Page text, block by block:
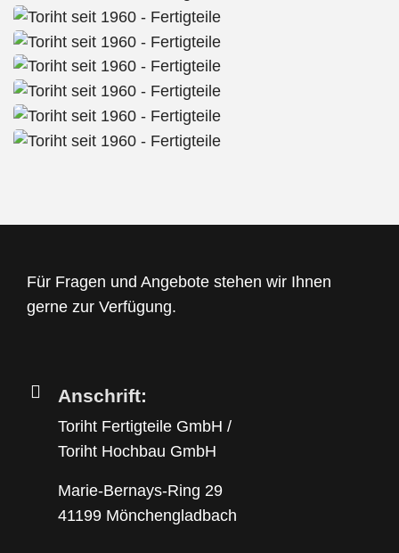
Für Fragen und Angebote stehen wir Ihnen
gerne zur Verfügung.
Anschrift:
Toriht Fertigteile GmbH /
Toriht Hochbau GmbH
Marie-Bernays-Ring 29
41199 Mönchengladbach